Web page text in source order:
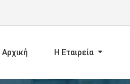
Αρχική Η Εταιρεία